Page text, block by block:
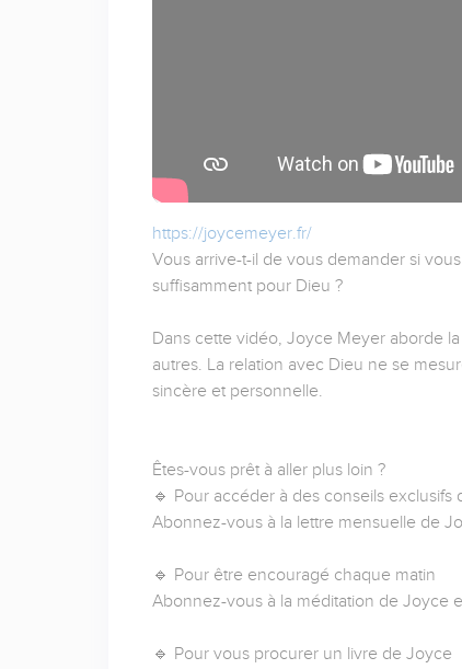
https://joycemeyer.fr/
Vous arrive-t-il de vous demander si
suffisamment pour Dieu ?
Dans cette vidéo, Joyce Meyer aborde
autres. La relation avec Dieu ne se
sincère et personnelle.
Êtes-vous prêt à aller plus loin ?
🔹 Pour accéder à des conseils
Abonnez-vous à la lettre mensuelle de
🔹 Pour être encouragé chaque matin
Abonnez-vous à la méditation de Joyce
🔹 Pour vous procurer un livre de Joyce